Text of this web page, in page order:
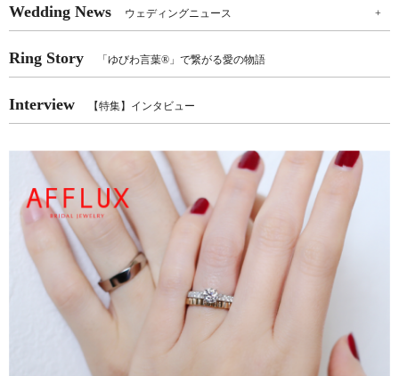
Wedding News ウェディングニュース +
Ring Story 「ゆびわ言葉®」で繋がる愛の物語
Interview 【特集】インタビュー